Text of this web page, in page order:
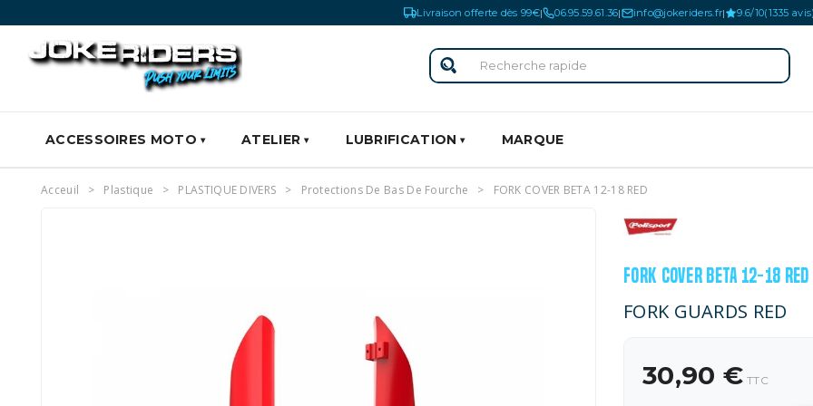
Livraison offerte dès 99€| 06.95.59.61.36| info@jokeriders.fr| 9.6/10(1335
ACCESSOIRES MOTO ATELIER LUBRIFICATION MARQUE
Acceuil Plastique PLASTIQUE DIVERS Protections De Bas De Fourche FORK COVER BETA 12-18 RED
FORK COVER BETA 12-18 RED
FORK GUARDS RED
30,90 € TTC